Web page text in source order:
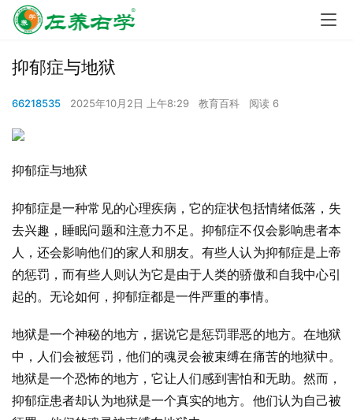
抑郁症与地狱
66218535 2025年10月2日 上午8:29 教育百科 阅读 6
抑郁症与地狱
抑郁症是一种常见的心理疾病，它的症状包括情绪低落，失
去兴趣，睡眠问题和注意力不足。抑郁症不仅会影响患者本
人，还会影响他们的家人和朋友。有些人认为抑郁症是上帝
的惩罚，而有些人则认为它是由于人类的骄傲和自我中心引
起的。无论如何，抑郁症都是一件严重的事情。
地狱是一个神秘的地方，据说它是惩罚罪恶的地方。在地狱
中，人们会被惩罚，他们的魂灵会被束缚在痛苦的地狱中。
地狱是一个恐怖的地方，它让人们感到害怕和无助。然而，
抑郁症患者却认为地狱是一个真实的地方。他们认为自己被